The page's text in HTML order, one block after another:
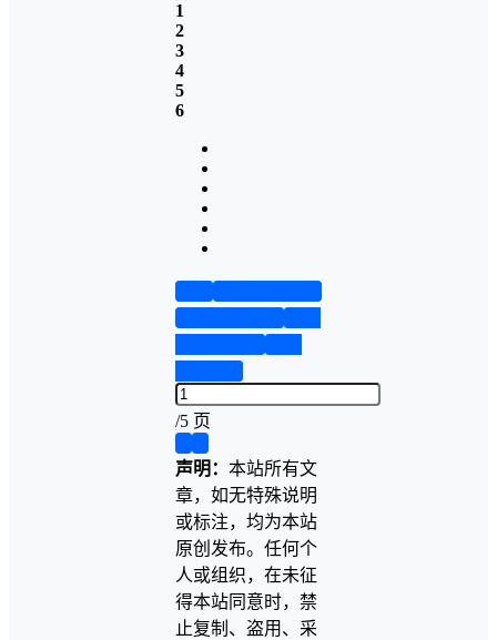
1
2
3
4
5
6
/5 页
声明： 本站所有文
章，如无特殊说明
或标注，均为本站
原创发布。任何个
人或组织，在未征
得本站同意时，禁
止复制、盗用、采